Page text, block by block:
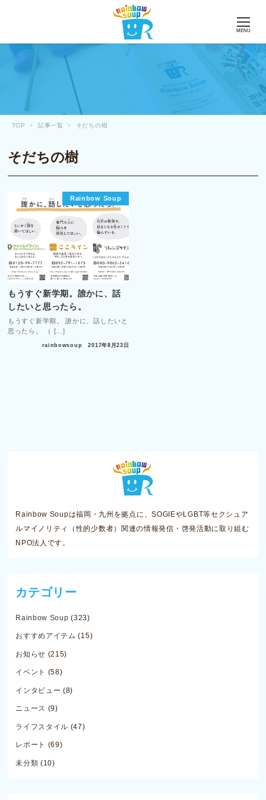
MENU
TOP 記事一覧 そだちの樹
そだちの樹
Rainbow Soup
もうすぐ新学期。誰かに、話
したいと思ったら。
もうすぐ新学期。 誰かに、話したいと
思ったら。 （ […]
rainbowsoup 2017年8月23日
Rainbow Soupは福岡・九州を拠点に、SOGIEやLGBT等セクシュア
ルマイノリティ（性的少数者）関連の情報発信・啓発活動に取り組む
NPO法人です。
カテゴリー
Rainbow Soup (323)
おすすめアイテム (15)
お知らせ (215)
イベント (58)
インタビュー (8)
ニュース (9)
ライフスタイル (47)
レポート (69)
未分類 (10)